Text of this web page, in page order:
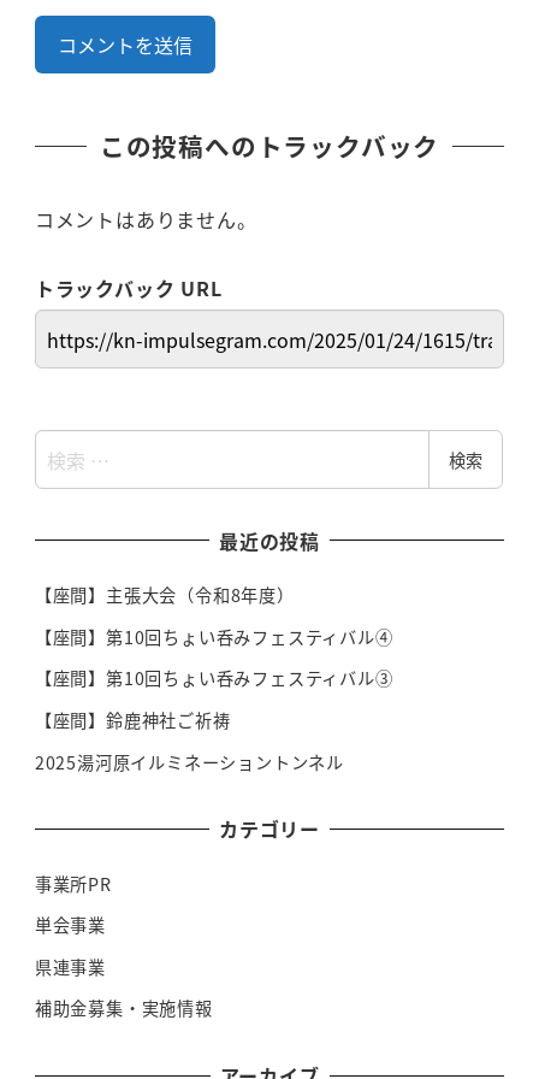
この投稿へのトラックバック
コメントはありません。
トラックバック URL
検
索
検索
最近の投稿
【座間】主張大会（令和8年度）
【座間】第10回ちょい呑みフェスティバル④
【座間】第10回ちょい呑みフェスティバル③
【座間】鈴鹿神社ご祈祷
2025湯河原イルミネーショントンネル
カテゴリー
事業所PR
単会事業
県連事業
補助金募集・実施情報